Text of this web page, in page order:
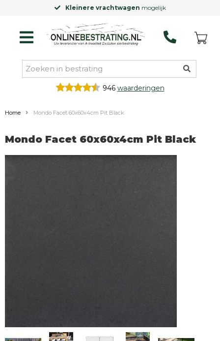
Kleinere vrachtwagen mogelijk
946 waarderingen
Home Mondo Facet 60x60x4cm Pit Black
Mondo Facet 60x60x4cm Pit Black